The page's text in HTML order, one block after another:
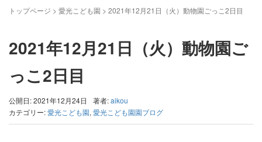
トップページ > 愛光こども園 > 2021年12月21日（火）動物園ごっこ2日目
2021年12月21日（火）動物園ご
っこ2日目
公開日: 2021年12月24日 著者:aikou
カテゴリー:愛光こども園, 愛光こども園園ブログ